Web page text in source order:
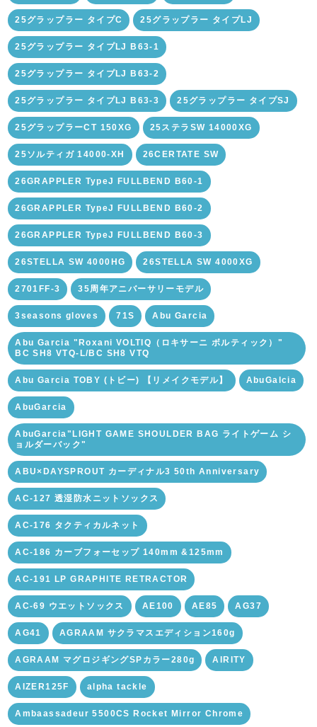
25グラップラー タイプC 25グラップラー タイプLJ
25グラップラー タイプLJ B63-1
25グラップラー タイプLJ B63-2
25グラップラー タイプLJ B63-3 25グラップラー タイプSJ
25グラップラーCT 150XG 25ステラSW 14000XG
25ソルティガ 14000-XH 26CERTATE SW
26GRAPPLER TypeJ FULLBEND B60-1
26GRAPPLER TypeJ FULLBEND B60-2
26GRAPPLER TypeJ FULLBEND B60-3
26STELLA SW 4000HG 26STELLA SW 4000XG
2701FF-3 35周年アニバーサリーモデル
3seasons gloves 71S Abu Garcia
Abu Garcia "Roxani VOLTIQ（ロキサーニ ボルティック）"
BC SH8 VTQ-L/BC SH8 VTQ
Abu Garcia TOBY (トビー) 【リメイクモデル】 AbuGalcia
AbuGarcia
AbuGarcia"LIGHT GAME SHOULDER BAG ライトゲーム シ
ョルダーバック"
ABU×DAYSPROUT カーディナル3 50th Anniversary
AC-127 透湿防水ニットソックス
AC-176 タクティカルネット
AC-186 カーブフォーセップ 140mm &125mm
AC-191 LP GRAPHITE RETRACTOR
AC-69 ウエットソックス AE100 AE85 AG37
AG41 AGRAAM サクラマスエディション160g
AGRAAM マグロジギングSPカラー280g AIRITY
AIZER125F alpha tackle
Ambaassadeur 5500CS Rocket Mirror Chrome